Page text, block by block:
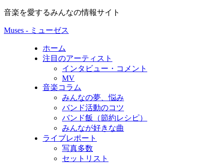
音楽を愛するみんなの情報サイト
Muses - ミューゼス
ホーム
注目のアーティスト
インタビュー・コメント
MV
音楽コラム
みんなの夢、悩み
バンド活動のコツ
バンド飯（節約レシピ）
みんなが好きな曲
ライブレポート
写真多数
セットリスト